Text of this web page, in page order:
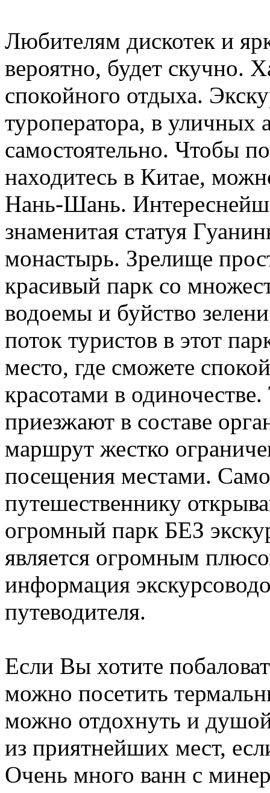
Любителям дискотек и
вероятно, будет скучно.
спокойного отдыха.
туроператора, в уличных
самостоятельно. Чтобы
находитесь в Китае,
Нань-Шань.
знаменитая статуя
монастырь. Зрелище
красивый парк со
водоемы и буйство
поток туристов в этот
место, где сможете
красотами в
приезжают в составе
маршрут жестко
посещения местами.
путешественнику
огромный парк БЕЗ
является огромным
информация
путеводителя.
Если Вы хотите
можно посетить
можно отдохнуть и
из приятнейших мест,
Очень много ванн с